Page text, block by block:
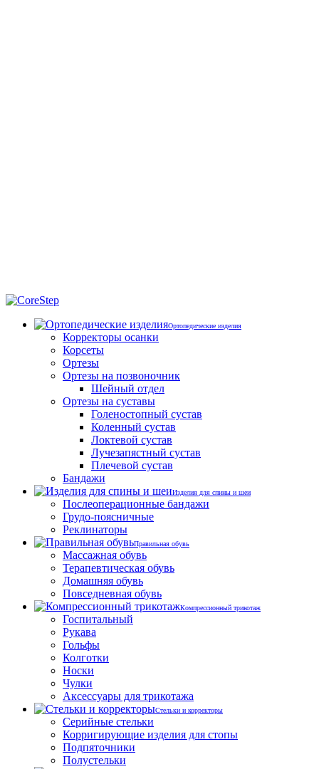
Ортопедические изделия
Корректоры осанки
Корсеты
Ортезы
Ортезы на позвоночник
Шейный отдел
Ортезы на суставы
Голеностопный сустав
Коленный сустав
Локтевой сустав
Лучезапястный сустав
Плечевой сустав
Бандажи
Изделия для спины и шеи
Послеоперационные бандажи
Грудо-поясничные
Реклинаторы
Правильная обувь
Массажная обувь
Терапевтическая обувь
Домашняя обувь
Повседневная обувь
Компрессионный трикотаж
Госпитальный
Рукава
Гольфы
Колготки
Носки
Чулки
Аксессуары для трикотажа
Стельки и корректоры
Серийные стельки
Корригирующие изделия для стопы
Подпяточники
Полустельки